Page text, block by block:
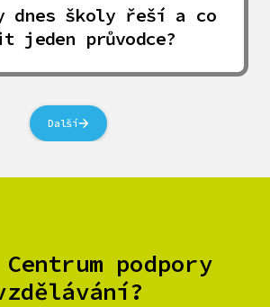
dnes školy řeší a co
jeden průvodce?
Další
podpory